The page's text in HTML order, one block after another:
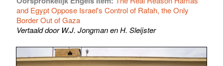
and Egypt Oppose Israel's Control of Rafah, the Only
Border Out of Gaza
Vertaald door W.J. Jongman en H. Sleijster